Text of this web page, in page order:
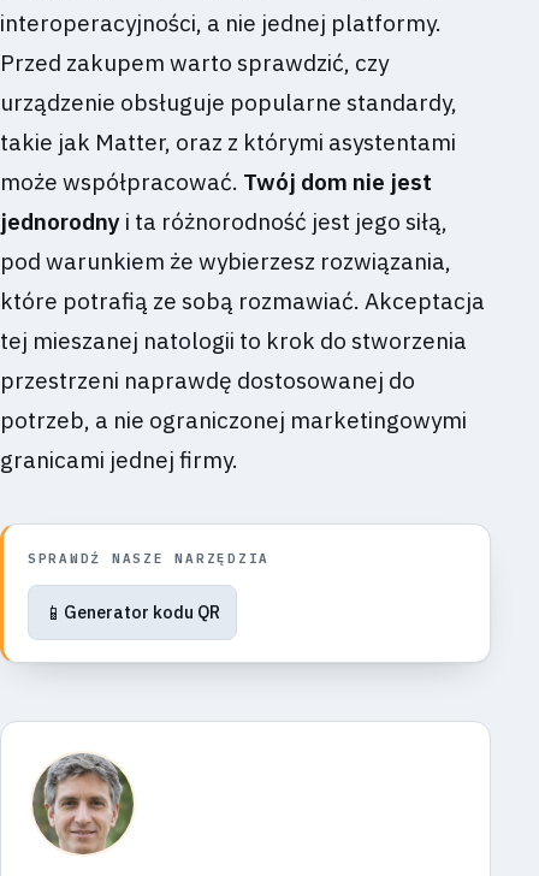
interoperacyjności, a nie jednej platformy.
Przed zakupem warto sprawdzić, czy
urządzenie obsługuje popularne standardy,
takie jak Matter, oraz z którymi asystentami
może współpracować. Twój dom nie jest
jednorodny i ta różnorodność jest jego siłą,
pod warunkiem że wybierzesz rozwiązania,
które potrafią ze sobą rozmawiać. Akceptacja
tej mieszanej natologii to krok do stworzenia
przestrzeni naprawdę dostosowanej do
potrzeb, a nie ograniczonej marketingowymi
granicami jednej firmy.
SPRAWDŹ NASZE NARZĘDZIA
📱 Generator kodu QR